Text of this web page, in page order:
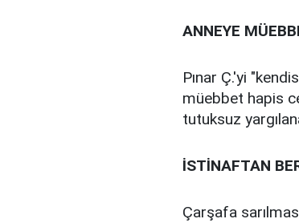
ANNEYE
Pınar Ç.'yi
müebbet hapis
tutuksuz
İSTİNAFTAN
Çarşafa